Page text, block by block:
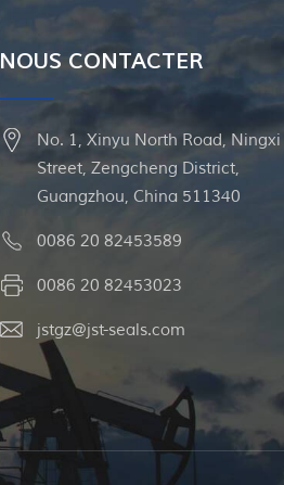
NOUS CONTACTER
No. 1, Xinyu North Road, Ningxi
Street, Zengcheng District,
Guangzhou, China 511340
0086 20 82453589
0086 20 82453023
jstgz@jst-seals.com